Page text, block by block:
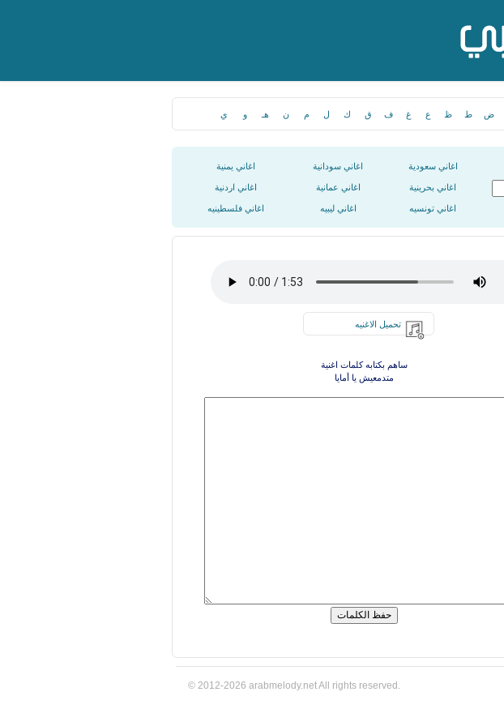
ض ط ظ ع غ ف ق ك ل م ن هـ و ي
اغاني سعودية اغاني سودانية اغاني يمنية
اغاني بحرينية اغاني عمانية اغاني اردنية
اغاني تونسيه اغاني ليبيه اغاني فلسطينيه
تحميل الاغنيه
ساهم بكتابه كلمات اغنية
متدمعيش يا أمايا
© 2012-2026 arabmelody.net All rights reserved.